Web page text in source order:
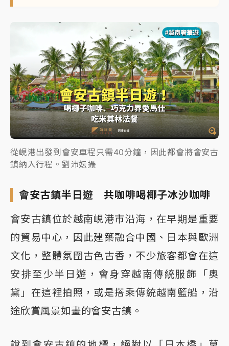
從峴港出發到會安車程只需40分鐘，因此都會將會安古
鎮納入行程。劉沛妘攝
會安古鎮半日遊 共咖啡喝椰子冰沙咖啡
會安古鎮位於越南峴港市沿海，在早期是重要
的貿易中心，因此建築融合中國、日本與歐洲
文化，整體氛圍古色古香，不少旅客都會在這
安排至少半日遊，會身穿越南傳統服飾「奧
黛」在這裡拍照，或是搭乘傳統越南籃船，沿
途欣賞風景如畫的會安古鎮。